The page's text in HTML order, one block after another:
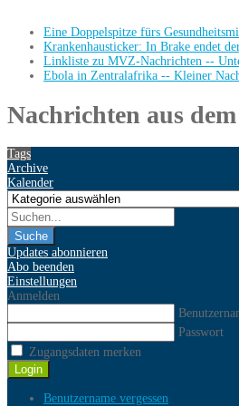
Eine Doppelspitze fürs
Krankenhausticker: In Brake endet
Linkliste zu MVZ-Nachrichten --
Ebola in Zentralafrika -- Kleiner
Nachrichten aus
Tags
Archive
Kalender
Suche
Updates abonnieren
Abo beenden
Einstellungen
Anmelden
Passwort
Zugangsdaten merken
Login
Benutzername vergessen